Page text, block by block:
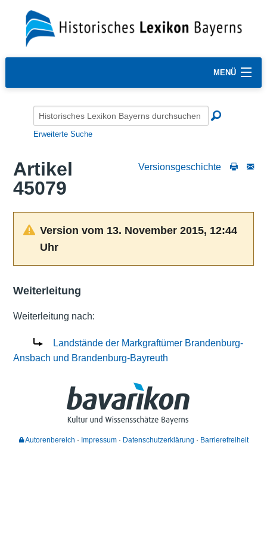
MENÜ
Erweiterte Suche
Versionsgeschichte
Artikel
45079
Version vom 13. November 2015, 12:44
Uhr
Weiterleitung
Weiterleitung nach:
Landstände der Markgraftümer Brandenburg-
Ansbach und Brandenburg-Bayreuth
Autorenbereich Impressum Datenschutzerklärung Barrierefreiheit